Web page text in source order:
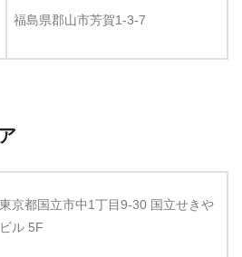
福島県郡山市芳賀1-3-7
東京都国立市中1丁目9-30 国立せきや
ビル 5F